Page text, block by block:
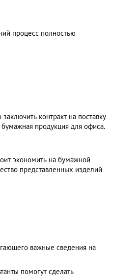
процесс полностью
контракт на поставку
продукция для офиса.
экономить на бумажной
представленных изделий
важные сведения на
помогут сделать